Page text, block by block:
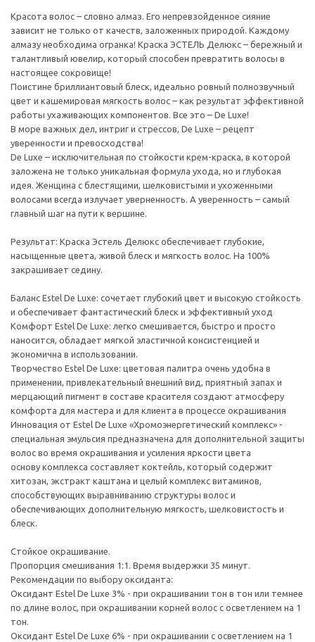
Красота волос – словно алмаз. Его непревзойденное сияние
зависит не только от качеств, заложенных природой. Каждому
алмазу необходима огранка! Краска ЭСТЕЛЬ Делюкс – бережный и
талантливый ювелир, который способен превратить волосы в
настоящее сокровище!
Поистине бриллиантовый блеск, идеально ровный полнозвучный
цвет и кашемировая мягкость волос – как результат эффективной
работы ухаживающих компонентов. Все это – De Luxe!
В море важных дел, интриг и стрессов, De Luxe – рецепт
уверенности и превосходства!
De Luxe – исключительная по стойкости крем-краска, в которой
заложена не только уникальная формула ухода, но и глубокая
идея. Женщина с блестящими, шелковистыми и ухоженными
волосами всегда излучает уверненность. А уверенность – самый
главный шаг на пути к вершине.
Результат: Краска Эстель Делюкс обеспечивает глубокие,
насыщенные цвета, живой блеск и мягкость волос. На 100%
закрашивает седину.
Баланс Estel De Luxe: сочетает глубокий цвет и высокую стойкость
и обеспечивает фантастический блеск и эффективный уход
Комфорт Estel De Luxe: легко смешивается, быстро и просто
наносится, обладает мягкой эластичной консистенцией и
экономична в использовании.
Творчество Estel De Luxe: цветовая палитра очень удобна в
применении, привлекательный внешний вид, приятный запах и
мерцающий пигмент в составе красителя создают атмосферу
комфорта для мастера и для клиента в процессе окрашивания
Инновация от Estel De Luxe «Хромоэнергетический комплекс» -
специальная эмульсия предназначена для дополнительной защиты
волос во время окрашивания и усиления яркости цвета
основу комплекса составляет коктейль, который содержит
хитозан, экстракт каштана и целый комплекс витаминов,
способствующих выравниванию структуры волос и
обеспечивающих дополнительную мягкость, шелковистость и
блеск.
Стойкое окрашивание.
Пропорция смешивания 1:1. Время выдержки 35 минут.
Рекомендации по выбору оксиданта:
Оксидант Estel De Luxe 3% - при окрашивании тон в тон или темнее
по длине волос, при окрашивании корней волос с осветлением на 1
тон.
Оксидант Estel De Luxe 6% - при окрашивании с осветлением на 1